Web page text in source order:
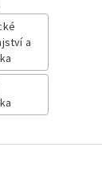
a